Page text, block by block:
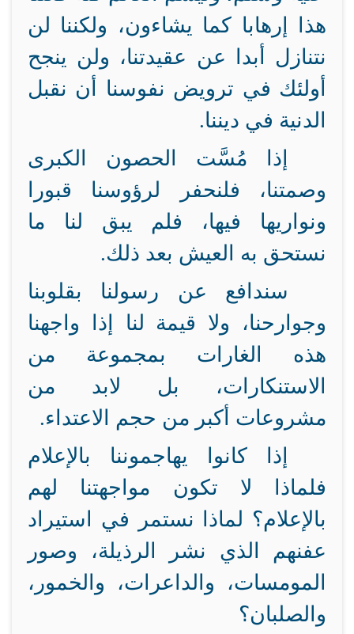
هذا إرهابا كما يشاءون، ولكننا لن
نتنازل أبدا عن عقيدتنا، ولن ينجح
أولئك في ترويض نفوسنا أن نقبل
الدنية في ديننا.
إذا مُسَّت الحصون الكبرى
وصمتنا، فلنحفر لرؤوسنا قبورا
ونواريها فيها، فلم يبق لنا ما
نستحق به العيش بعد ذلك.
سندافع عن رسولنا بقلوبنا
وجوارحنا، ولا قيمة لنا إذا واجهنا
هذه الغارات بمجموعة من
الاستنكارات، بل لابد من
مشروعات أكبر من حجم الاعتداء.
إذا كانوا يهاجموننا بالإعلام
فلماذا لا تكون مواجهتنا لهم
بالإعلام؟ لماذا نستمر في استيراد
عفنهم الذي نشر الرذيلة، وصور
المومسات، والداعرات، والخمور،
والصلبان؟